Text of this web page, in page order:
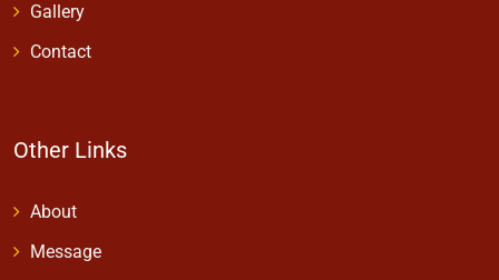
Gallery
Contact
Other Links
About
Message